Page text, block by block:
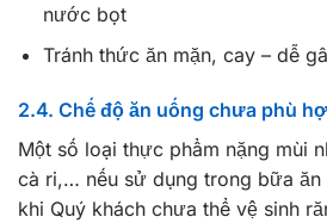
nước bọt
Tránh thức ăn mặn, cay – dễ
2.4. Chế độ ăn uống chưa phù
Một số loại thực phẩm nặng mùi
cà ri,… nếu sử dụng trong bữa ăn
khi Quý khách chưa thể vệ sinh